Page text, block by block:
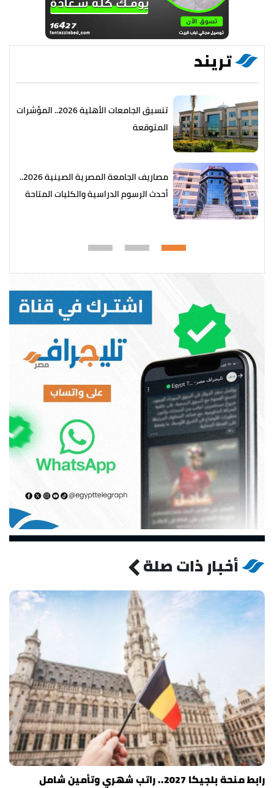
تريند
تنسيق الجامعات الأهلية 2026.. المؤشرات
المتوقعة
مصاريف الجامعة المصرية الصينية 2026..
أحدث الرسوم الدراسية والكليات المتاحة
أخبار ذات صلة
رابط منحة بلجيكا 2027.. راتب شهري وتأمين شامل